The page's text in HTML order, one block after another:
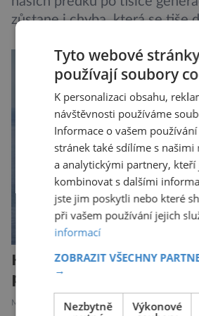
zůstane i chyba, která se tiše
o ní nemusí vědět celý život.
jednou rozhodnout o zdraví
to je případ řady dědičných
například cystické fibrózy, […]
Hantavirus útočí,
pandemie?
MEDICÍNA ZAJÍMAVOSTI
Tyto webové
používají soubory
K personalizaci obsahu,
návštěvnosti používáme
Informace o vašem
stránek také sdílíme s
a analytickými partnery,
kombinovat s dalšími
jste jim poskytli nebo které
při vašem používání jejich
informací
ZOBRAZIT VŠECHNY
→
Nezbytně
Výkonové